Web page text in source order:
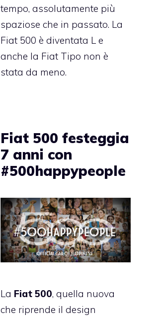
tempo, assolutamente più
spaziose che in passato. La
Fiat 500 è diventata Le
anche la Fiat Tipo non è
stata da meno.
Fiat 500 festeggia
7 anni con
#500happypeople
La Fiat 500, quella nuova
che riprende il design